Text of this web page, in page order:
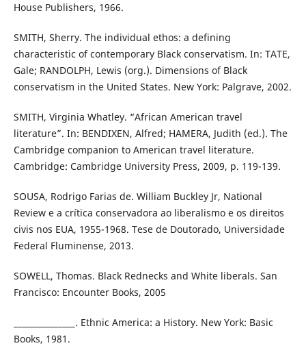
House Publishers, 1966.
SMITH, Sherry. The individual ethos: a defining
characteristic of contemporary Black conservatism. In: TATE,
Gale; RANDOLPH, Lewis (org.). Dimensions of Black
conservatism in the United States. New York: Palgrave, 2002.
SMITH, Virginia Whatley. “African American travel
literature”. In: BENDIXEN, Alfred; HAMERA, Judith (ed.). The
Cambridge companion to American travel literature.
Cambridge: Cambridge University Press, 2009, p. 119-139.
SOUSA, Rodrigo Farias de. William Buckley Jr, National
Review e a crítica conservadora ao liberalismo e os direitos
civis nos EUA, 1955-1968. Tese de Doutorado, Universidade
Federal Fluminense, 2013.
SOWELL, Thomas. Black Rednecks and White liberals. San
Francisco: Encounter Books, 2005
_______________. Ethnic America: a History. New York: Basic
Books, 1981.